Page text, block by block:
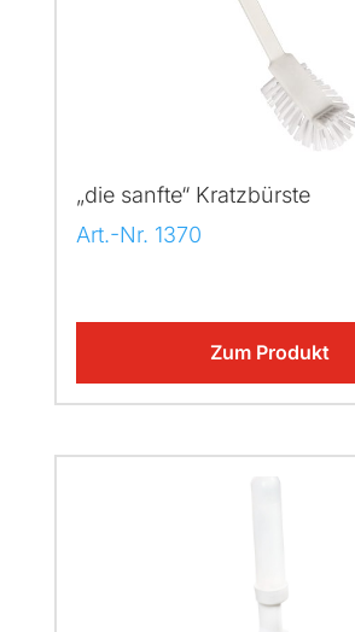
„die sanfte“ Kratzbürste
Art.-Nr. 1370
Zum Produkt